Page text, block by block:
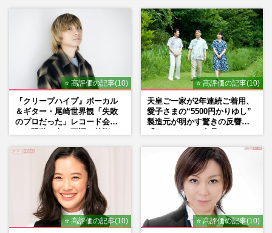
⭐ 高評価の記事(10)
『クリープハイプ』ボーカル
＆ギター・尾崎世界観「失敗
のプロだった」レコード会社
⭐ 高評価の記事(10)
天皇ご一家が2年連続ご着用、
愛子さまの“5500円かりゆし”
製造元が明かす驚きの反響
⭐ 高評価の記事(10) ⭐ 高評価の記事(10)